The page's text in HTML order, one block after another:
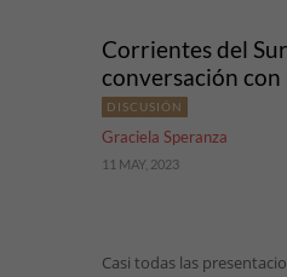
Corrientes del
conversación con
DISCUSIÓN
Graciela Speranza
11 MAY, 2023
Casi todas las